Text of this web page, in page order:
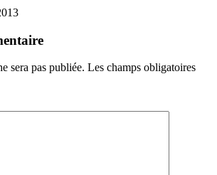
sera pas publiée. Les champs obligatoires